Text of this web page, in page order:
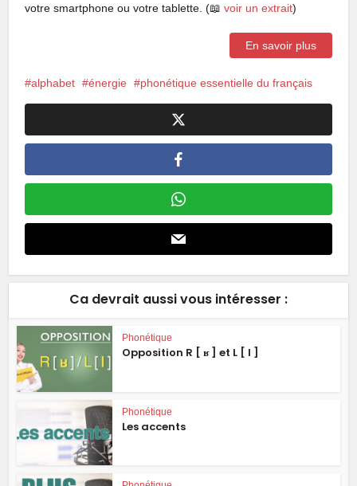
votre smartphone ou votre tablette. (📖voir un extrait)
En savoir plus
alphabet énergie phonétique essentielle du français
Ca devrait aussi vous intéresser :
Phonétique
Opposition R [ ʁ ] et L [ l ]
Phonétique
Les accents